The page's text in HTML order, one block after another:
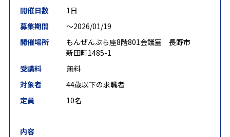
開催日数
1日
募集期間
〜2026/01/19
開催場所
もんぜんぷら座8階801会議室 長野市
新田町1485-1
受講料
無料
対象者
44歳以下の求職者
定員
10名
内容